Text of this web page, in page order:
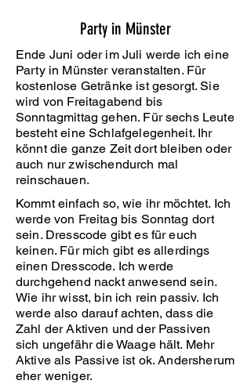
Party in Münster
Ende Juni oder im Juli werde ich eine
Party in Münster veranstalten. Für
kostenlose Getränke ist gesorgt. Sie
wird von Freitagabend bis
Sonntagmittag gehen. Für sechs Leute
besteht eine Schlafgelegenheit. Ihr
könnt die ganze Zeit dort bleiben oder
auch nur zwischendurch mal
reinschauen.
Kommt einfach so, wie ihr möchtet. Ich
werde von Freitag bis Sonntag dort
sein. Dresscode gibt es für euch
keinen. Für mich gibt es allerdings
einen Dresscode. Ich werde
durchgehend nackt anwesend sein.
Wie ihr wisst, bin ich rein passiv. Ich
werde also darauf achten, dass die
Zahl der Aktiven und der Passiven
sich ungefähr die Waage hält. Mehr
Aktive als Passive ist ok. Andersherum
eher weniger.